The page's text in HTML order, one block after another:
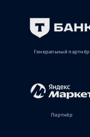
Генеральный партнёр
Партнёр